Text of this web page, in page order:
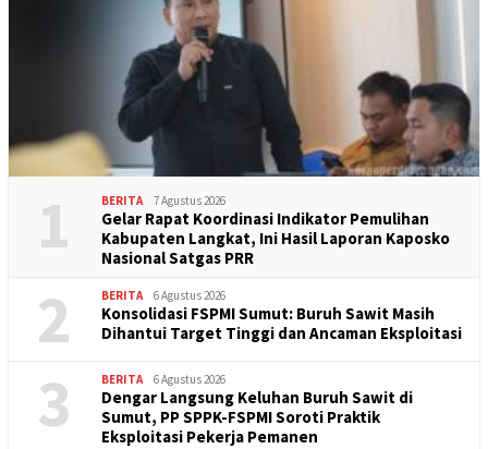
1 BERITA 7 Agustus 2026
Gelar Rapat Koordinasi Indikator Pemulihan
Kabupaten Langkat, Ini Hasil Laporan Kaposko
Nasional Satgas PRR
2 BERITA 6 Agustus 2026
Konsolidasi FSPMI Sumut: Buruh Sawit Masih
Dihantui Target Tinggi dan Ancaman Eksploitasi
3 BERITA 6 Agustus 2026
Dengar Langsung Keluhan Buruh Sawit di
Sumut, PP SPPK-FSPMI Soroti Praktik
Eksploitasi Pekerja Pemanen